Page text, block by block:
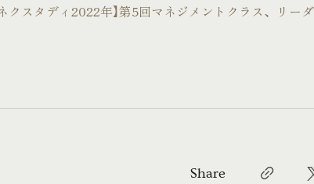
クスタディ2022年】第5回マネジメントクラス、リー
Share